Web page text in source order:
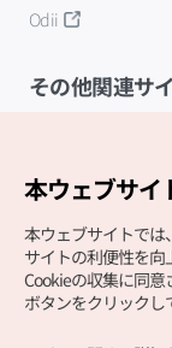
Odii
その他関連サ
本ウェブサイ
本ウェブサイトでは、
サイトの利便性を向
Cookieの収集に同意
ボタンをクリックし